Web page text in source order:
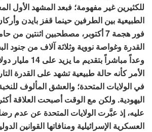
للكثيرين غير مفهومة؛ فبعد المشهد الأول
الطبيعية بين الطرفين حينما قفز بايدن
فور هجمة 7 أكتوبر، مصطحبين اثنتين
القدرة وغواصة نووية وثلاثة آلاف من جنود
وعداً مباشراً
الأمر كأنه حالة طبيعية تشهد على القدرة
في الولايات المتحدة؛ والعشق المألوف
اليهودية. ولكن مع الوقت أصبحت العلاقة
عليه، إذ عبَّرت الولايات المتحدة عن عدم
العسكرية الإسرائيلية ومنافاتها القوانين